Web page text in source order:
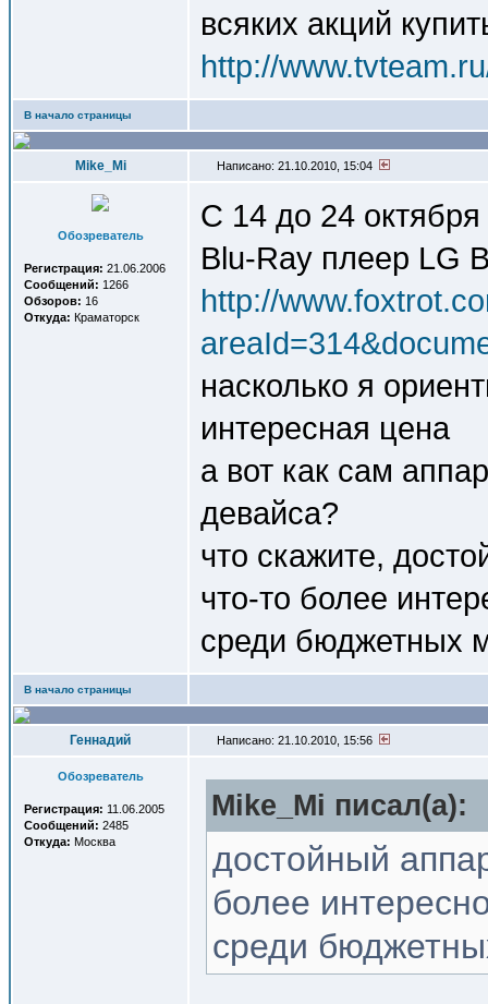
всяких акций
http://
В начало страницы
Mike_Mi Написано: 21.10.2010, 15:04
Обозреватель
Регистрация: 21.06.2006
Сообщений: 1266
Обзоров: 16
Откуда: Краматорск
С 14 до 24 октября
Blu-Ray плеер LG
http://
насколько я
интересная цена
а вот как сам
девайса?
что скажите,
что-то более
среди бюджетных
В начало страницы
Геннадий Написано: 21.10.2010, 15:56
Обозреватель
Регистрация: 11.06.2005
Сообщений: 2485
Откуда: Москва
Mike_Mi писал(a):
достойный
более
среди